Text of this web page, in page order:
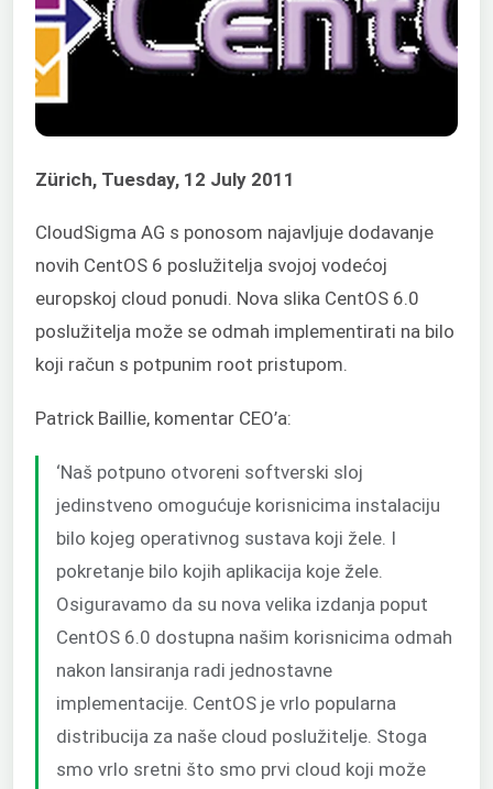
Zürich, Tuesday, 12 July 2011
CloudSigma AG s ponosom najavljuje dodavanje
novih CentOS 6 poslužitelja svojoj vodećoj
europskoj cloud ponudi. Nova slika CentOS 6.0
poslužitelja može se odmah implementirati na bilo
koji račun s potpunim root pristupom.
Patrick Baillie, komentar CEO’a:
‘Naš potpuno otvoreni softverski sloj
jedinstveno omogućuje korisnicima instalaciju
bilo kojeg operativnog sustava koji žele. I
pokretanje bilo kojih aplikacija koje žele.
Osiguravamo da su nova velika izdanja poput
CentOS 6.0 dostupna našim korisnicima odmah
nakon lansiranja radi jednostavne
implementacije. CentOS je vrlo popularna
distribucija za naše cloud poslužitelje. Stoga
smo vrlo sretni što smo prvi cloud koji može